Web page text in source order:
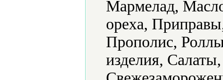
Мармелад,
ореха,
Прополис,
изделия,